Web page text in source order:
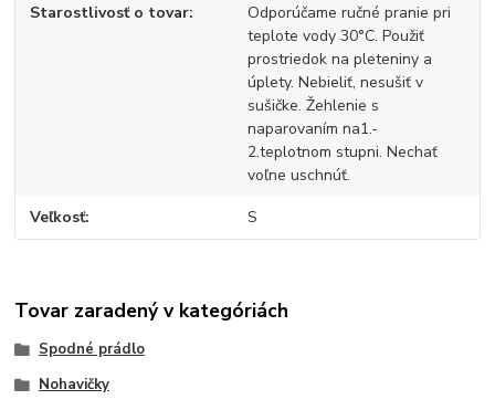
Starostlivosť o tovar
Odporúčame ručné pranie pri
teplote vody 30°C. Použiť
prostriedok na pleteniny a
úplety. Nebieliť, nesušiť v
sušičke. Žehlenie s
naparovaním na1.-
2.teplotnom stupni. Nechať
voľne uschnúť.
Veľkosť S
Tovar zaradený v kategóriách
Spodné prádlo
Nohavičky